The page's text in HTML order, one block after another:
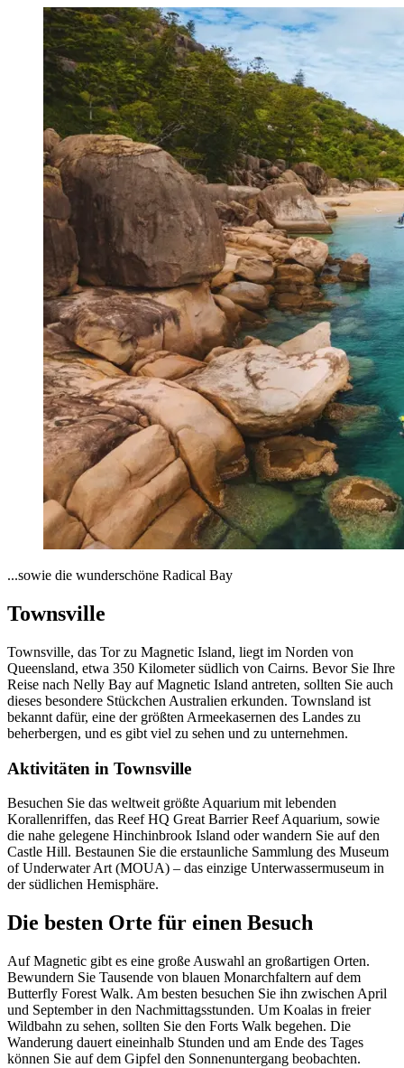
...sowie die wunderschöne Radical Bay
Townsville
Townsville, das Tor zu Magnetic Island, liegt im Norden von
Queensland, etwa 350 Kilometer südlich von Cairns. Bevor Sie Ihre
Reise nach Nelly Bay auf Magnetic Island antreten, sollten Sie auch
dieses besondere Stückchen Australien erkunden. Townsland ist
bekannt dafür, eine der größten Armeekasernen des Landes zu
beherbergen, und es gibt viel zu sehen und zu unternehmen.
Aktivitäten in Townsville
Besuchen Sie das weltweit größte Aquarium mit lebenden
Korallenriffen, das Reef HQ Great Barrier Reef Aquarium, sowie
die nahe gelegene Hinchinbrook Island oder wandern Sie auf den
Castle Hill. Bestaunen Sie die erstaunliche Sammlung des Museum
of Underwater Art (MOUA) – das einzige Unterwassermuseum in
der südlichen Hemisphäre.
Die besten Orte für einen Besuch
Auf Magnetic gibt es eine große Auswahl an großartigen Orten.
Bewundern Sie Tausende von blauen Monarchfaltern auf dem
Butterfly Forest Walk. Am besten besuchen Sie ihn zwischen April
und September in den Nachmittagsstunden. Um Koalas in freier
Wildbahn zu sehen, sollten Sie den Forts Walk begehen. Die
Wanderung dauert eineinhalb Stunden und am Ende des Tages
können Sie auf dem Gipfel den Sonnenuntergang beobachten.